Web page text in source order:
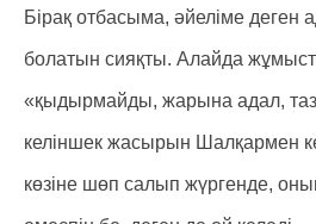
Бірақ отбасыма, әйеліме деген
болатын сияқты. Алайда
«қыдырмайды, жарына адал,
келіншек жасырын Шалқармен
көзіне шөп салып жүргенде,